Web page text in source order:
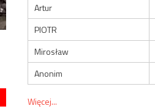
Artur
PIOTR
Mirosław
Anonim
Więcej...